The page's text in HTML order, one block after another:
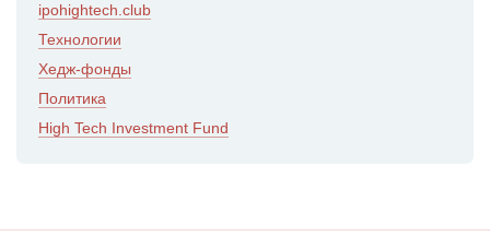
ipohightech.club
Технологии
Хедж-фонды
Политика
High Tech Investment Fund